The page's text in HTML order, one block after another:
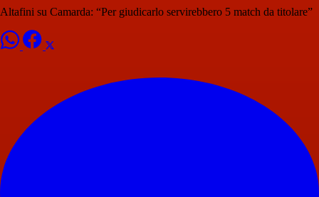
Altafini su Camarda: “Per giudicarlo servirebbero 5 match da titolare”